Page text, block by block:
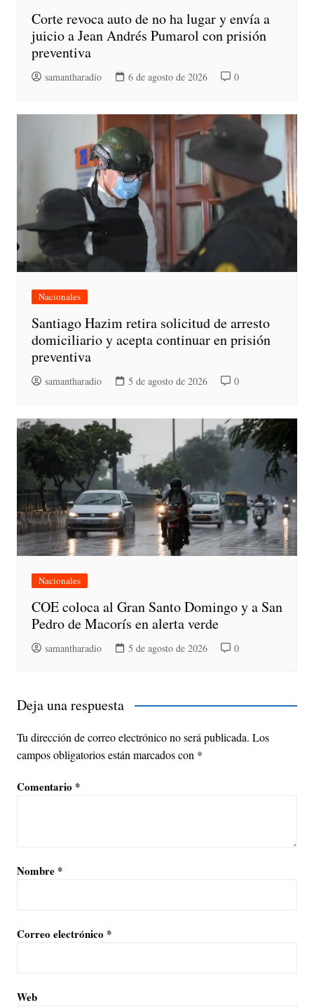
Corte revoca auto de no ha lugar y envía a
juicio a Jean Andrés Pumarol con prisión
preventiva
samantharadio 6 de agosto de 2026 0
Nacionales
Santiago Hazim retira solicitud de arresto
domiciliario y acepta continuar en prisión
preventiva
samantharadio 5 de agosto de 2026 0
Nacionales
COE coloca al Gran Santo Domingo y a San
Pedro de Macorís en alerta verde
samantharadio 5 de agosto de 2026 0
Deja una respuesta
Tu dirección de correo electrónico no será publicada. Los
campos obligatorios están marcados con *
Comentario *
Nombre *
Correo electrónico *
Web